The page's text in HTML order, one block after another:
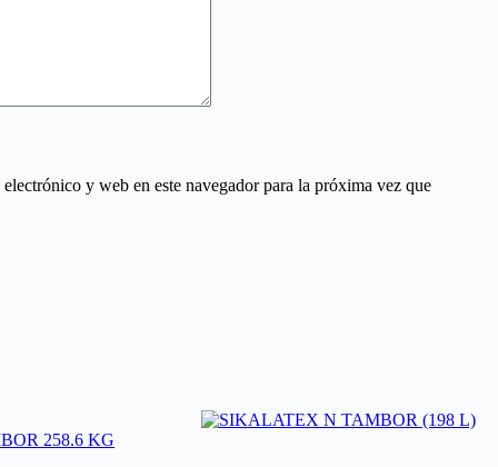
y web en este navegador para la próxima vez que